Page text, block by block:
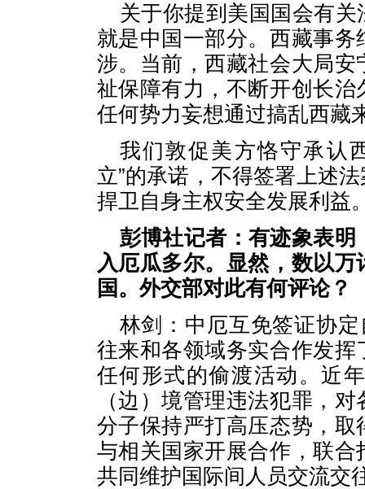
关于你提到美国国会有
就是中国一部分。西藏事
涉。当前，西藏社会大局
祉保障有力，不断开创长
任何势力妄想通过搞乱西藏
我们敦促美方恪守承认
立”的承诺，不得签署上述
捍卫自身主权安全发展利益
彭博社记者：有迹象表
入厄瓜多尔。显然，数以
国。外交部对此有何评论？
林剑：中厄互免签证协
往来和各领域务实合作发
任何形式的偷渡活动。近
（边）境管理违法犯罪，
分子保持严打高压态势，
与相关国家开展合作，联
共同维护国际间人员交流交